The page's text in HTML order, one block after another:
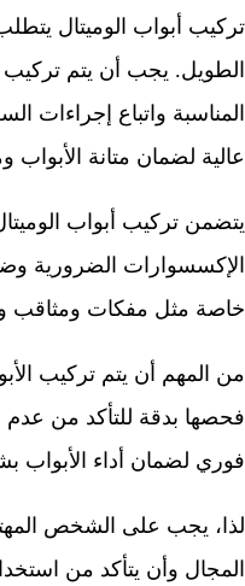
تركيب أبواب الوميتال
الطويل. يجب أن يتم تركيب
المناسبة واتباع إجراءات
عالية لضمان متانة الأبواب
يتضمن تركيب أبواب
الإكسسوارات الضرورية
خاصة مثل مفكات ومثاقب
من المهم أن يتم تركيب
فحصها بدقة للتأكد من
فوري لضمان أداء
لذا، يجب على الشخص
المجال وأن يتأكد من